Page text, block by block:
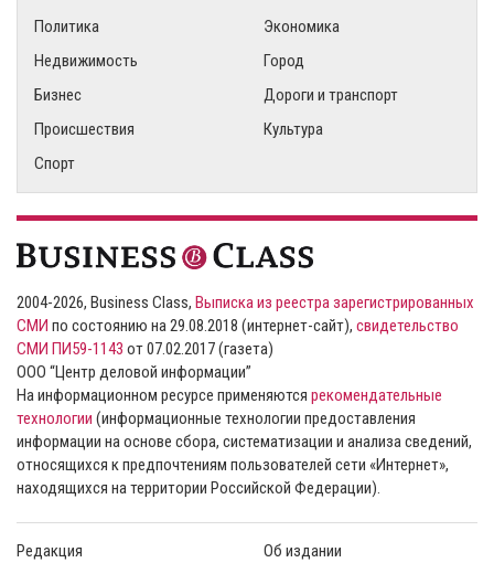
Политика
Экономика
Недвижимость
Город
Бизнес
Дороги и транспорт
Происшествия
Культура
Спорт
2004-2026, Business Class, Выписка из реестра зарегистрированных
СМИ по состоянию на 29.08.2018 (интернет-сайт), свидетельство
СМИ ПИ59-1143 от 07.02.2017 (газета)
ООО “Центр деловой информации”
На информационном ресурсе применяются рекомендательные
технологии (информационные технологии предоставления
информации на основе сбора, систематизации и анализа сведений,
относящихся к предпочтениям пользователей сети «Интернет»,
находящихся на территории Российской Федерации).
Редакция Об издании